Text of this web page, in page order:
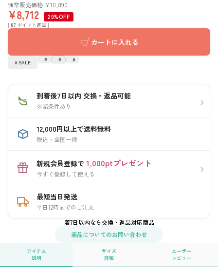
通常販売価格 ¥10,890
¥8,712 20%OFF
[ 87 ポイント進呈 ]
カートに入れる
SALE
到着後7日以内 交換・返品可能
※諸条件あり ›
12,000円以上で送料無料
税込・全国一律
新規会員登録で 1,000ptプレゼント
今すぐ登録して使える ›
最短当日発送
平日12時までのご注文
着7日以内なら交換・返品対応商品
商品についてのお問い合わせ
アイテム
説明
サイズ
詳細
ユーザー
レビュー